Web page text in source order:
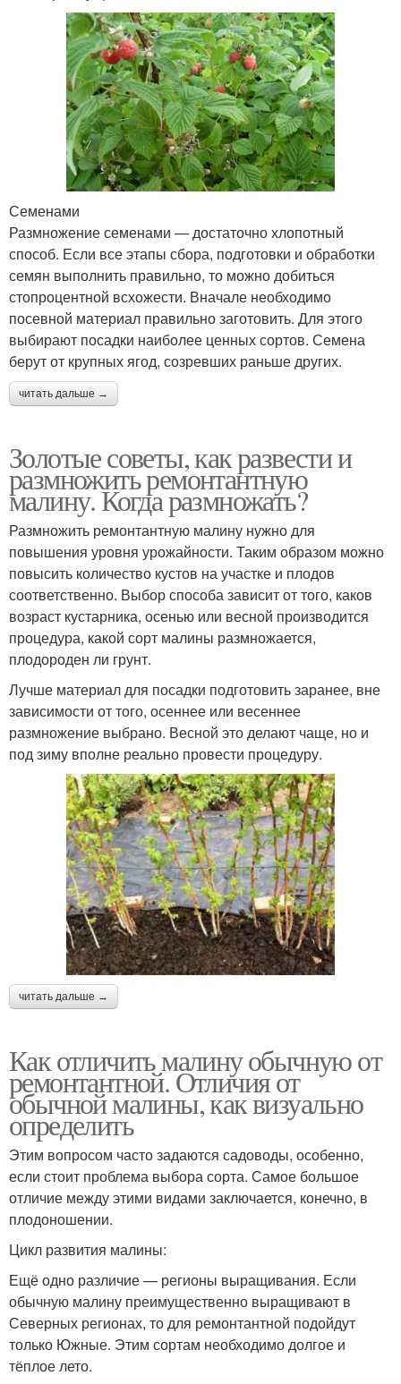
Семенами
Размножение семенами — достаточно хлопотный
способ. Если все этапы сбора, подготовки и обработки
семян выполнить правильно, то можно добиться
стопроцентной всхожести. Вначале необходимо
посевной материал правильно заготовить. Для этого
выбирают посадки наиболее ценных сортов. Семена
берут от крупных ягод, созревших раньше других.
читать дальше →
Золотые советы, как развести и
размножить ремонтантную
малину. Когда размножать?
Размножить ремонтантную малину нужно для
повышения уровня урожайности. Таким образом можно
повысить количество кустов на участке и плодов
соответственно. Выбор способа зависит от того, каков
возраст кустарника, осенью или весной производится
процедура, какой сорт малины размножается,
плодороден ли грунт.
Лучше материал для посадки подготовить заранее, вне
зависимости от того, осеннее или весеннее
размножение выбрано. Весной это делают чаще, но и
под зиму вполне реально провести процедуру.
читать дальше →
Как отличить малину обычную от
ремонтантной. Отличия от
обычной малины, как визуально
определить
Этим вопросом часто задаются садоводы, особенно,
если стоит проблема выбора сорта. Самое большое
отличие между этими видами заключается, конечно, в
плодоношении.
Цикл развития малины:
Ещё одно различие — регионы выращивания. Если
обычную малину преимущественно выращивают в
Северных регионах, то для ремонтантной подойдут
только Южные. Этим сортам необходимо долгое и
тёплое лето.